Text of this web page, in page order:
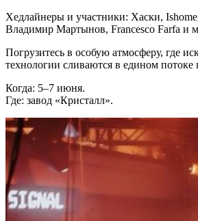
Хедлайнеры и участники: Хаски,
Владимир Мартынов, Francesco Farfa и
Погрузитесь в особую атмосферу, где
технологии сливаются в едином потоке
Когда: 5–7 июня.
Где: завод «Кристалл».